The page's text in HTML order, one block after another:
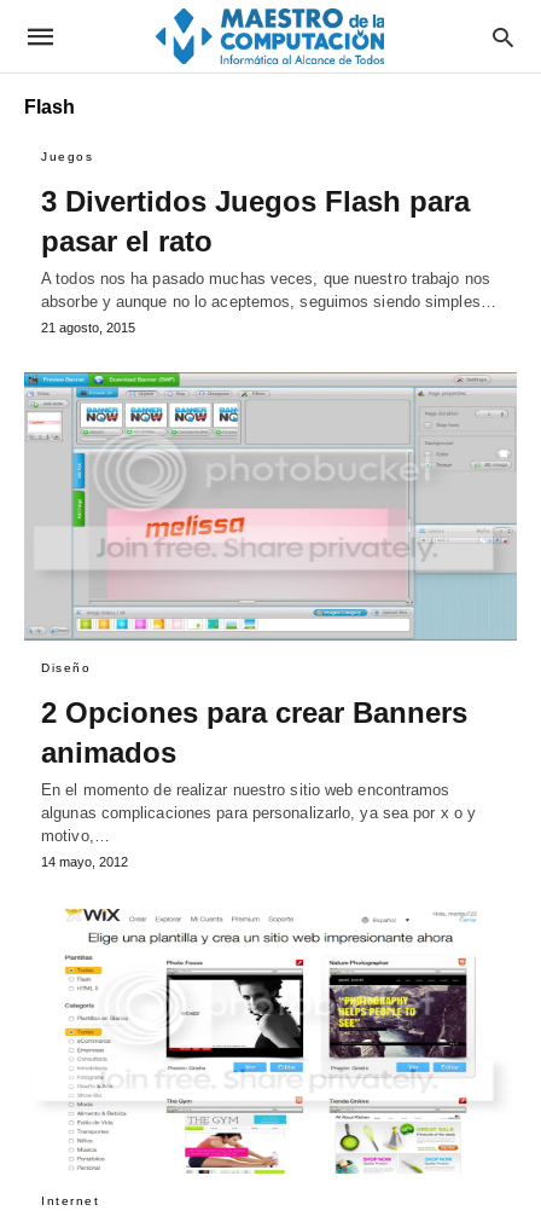
Flash
Juegos
3 Divertidos Juegos Flash para
pasar el rato
A todos nos ha pasado muchas veces, que nuestro trabajo nos
absorbe y aunque no lo aceptemos, seguimos siendo simples…
21 agosto, 2015
Diseño
2 Opciones para crear Banners
animados
En el momento de realizar nuestro sitio web encontramos
algunas complicaciones para personalizarlo, ya sea por x o y
motivo,…
14 mayo, 2012
Internet